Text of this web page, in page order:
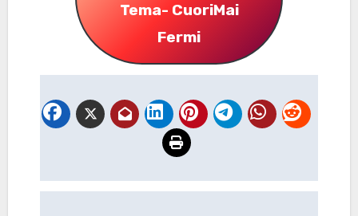
Tema- CuoriMai
Fermi